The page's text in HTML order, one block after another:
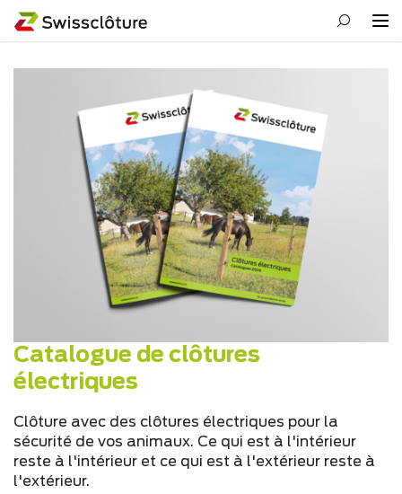
Catalogue de clôtures
électriques
Clôture avec des clôtures électriques pour la
sécurité de vos animaux. Ce qui est à l'intérieur
reste à l'intérieur et ce qui est à l'extérieur reste à
l'extérieur.